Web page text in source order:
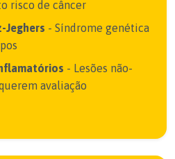
risco de câncer
Jeghers - Síndrome genética
- Lesões não-
avaliação